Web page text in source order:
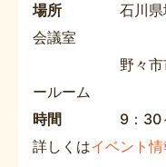
場所 石川県地
会議室
野々市市
ールーム
時間 9：30
詳しくはイベント情